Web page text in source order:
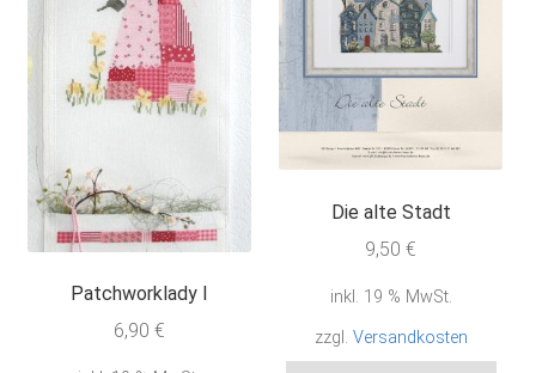
Patchworklady I
6,90 €
Die alte Stadt
9,50€
inkl. 19 % MwSt.
zzgl. Versandkosten